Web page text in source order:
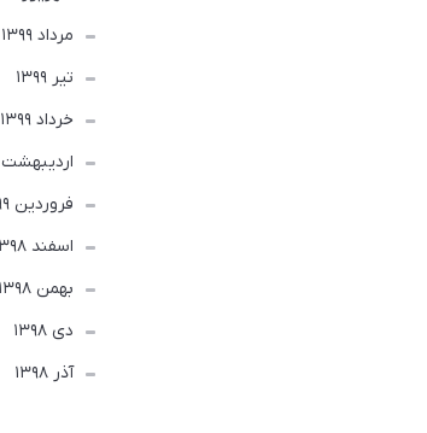
مرداد 1399
تير 1399
خرداد 1399
ارديبهشت 1399
فروردین 1399
اسفند 1398
بهمن 1398
دی 1398
آذر 1398